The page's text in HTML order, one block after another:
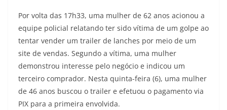
Por volta das 17h33, uma mulher de 62 anos acionou a
equipe policial relatando ter sido vítima de um golpe ao
tentar vender um trailer de lanches por meio de um
site de vendas. Segundo a vítima, uma mulher
demonstrou interesse pelo negócio e indicou um
terceiro comprador. Nesta quinta-feira (6), uma mulher
de 46 anos buscou o trailer e efetuou o pagamento via
PIX para a primeira envolvida.